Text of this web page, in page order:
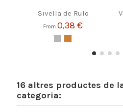
Sivella de Rulo
From0,38 €
16 altres productes de
categoria: